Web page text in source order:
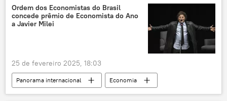
Brasil
Luiz Inácio Lula da Silva
Palácio do Planalto
reforma ministerial
popularidade
demissão
Ordem dos Economistas do Brasil
concede prêmio de Economista do Ano
a Javier Milei
25 de fevereiro 2025, 18:03
Panorama internacional
Economia
Américas
Buenos Aires
Javier Milei